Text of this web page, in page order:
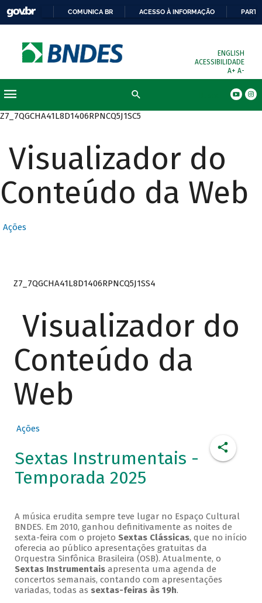
COMUNICA BR ACESSO À INFORMAÇÃO
ENGLISH
ACESSIBILIDADE
A+ A-
Z7_7QGCHA41L8D1406RPNCQ5J1SC5
Visualizador do
Conteúdo da Web
Ações
Z7_7QGCHA41L8D1406RPNCQ5J1SS4
Visualizador do
Conteúdo da
Web
Ações
Sextas Instrumentais -
Temporada 2025
A música erudita sempre teve lugar no Espaço Cultural
BNDES. Em 2010, ganhou definitivamente as noites de
sexta-feira com o projeto Sextas Clássicas, que no início
oferecia ao público apresentações gratuitas da
Orquestra Sinfônica Brasileira (OSB). Atualmente, o
Sextas Instrumentaisapresenta uma agenda de
concertos semanais, contando com apresentações
variadas, todas as sextas-feiras às 19h.